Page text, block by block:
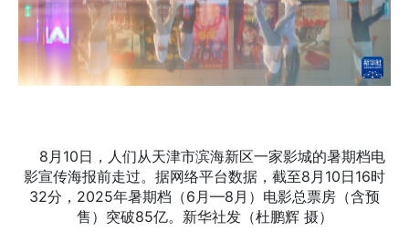
8月10日，人们从天津市滨海新区一家影城的暑期档电
影宣传海报前走过。据网络平台数据，截至8月10日16时
32分，2025年暑期档（6月—8月）电影总票房（含预
售）突破85亿。新华社发（杜鹏辉 摄）